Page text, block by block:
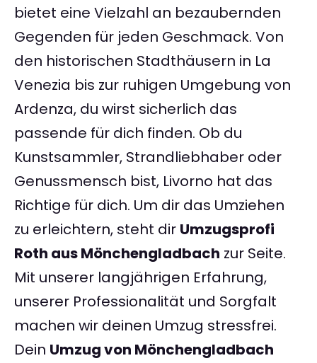
bietet eine Vielzahl an bezaubernden
Gegenden für jeden Geschmack. Von
den historischen Stadthäusern in La
Venezia bis zur ruhigen Umgebung von
Ardenza, du wirst sicherlich das
passende für dich finden. Ob du
Kunstsammler, Strandliebhaber oder
Genussmensch bist, Livorno hat das
Richtige für dich. Um dir das Umziehen
zu erleichtern, steht dir Umzugsprofi
Roth aus Mönchengladbach zur Seite.
Mit unserer langjährigen Erfahrung,
unserer Professionalität und Sorgfalt
machen wir deinen Umzug stressfrei.
Dein Umzug von Mönchengladbach